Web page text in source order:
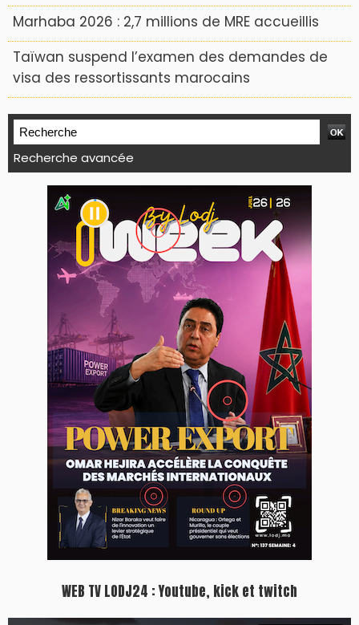
Marhaba 2026 : 2,7 millions de MRE accueillis
Taïwan suspend l’examen des demandes de
visa des ressortissants marocains
Recherche avancée
WEB TV LODJ24 : Youtube, kick et twitch
Plein écran
Inscription à la newsletter
Plus d'informations sur cette page :